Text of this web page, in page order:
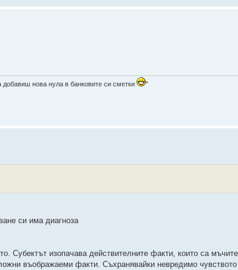
нова нула в банковите си сметки
"
си има диагноза
Субектът изопачава действителните факти, които са
въображаеми факти. Съхранявайки невредимо